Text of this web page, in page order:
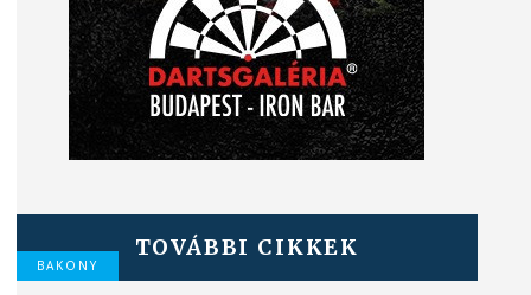
TOVÁBBI CIKKEK
BAKONY